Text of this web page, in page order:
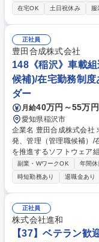
動・メカ製品（ポンプ・EGR等）を
内OEMの技術窓口として
もとにした技術提案、新
的に複数プロジェクトを
の参加管理、本国との課
で携わるため、部分最適
倒的な裁量があります。 募集職種 【小田原・製品開発エンジニア】年収
最大950万円/独大手/在宅
在宅OK
土日祝休み 服
正社員
豊田合成株式会社
148《稲沢》車載
候補)/在宅勤務制
ダー
月給40万円～55万円
愛知県稲沢市
企業名 豊田合成株式会社 求人名 148《稲沢》車載組込ソフトウェア開
発、管理（管理職候補）/在宅勤務制度あり
を推進するソフトウェア
が中途採用で、管理職に
日以上、年休取得率91％です。 【具体的な遂行内容】 ・
開発マネジメント（
（LIN・CXPI・CANなど
捗確認、成果物内容精査
U、モバイル充電器、その他モー
沢》車載組込ソフトウェ
副業・WワークOK 年間
時短勤務あり
退職金あり
正社員
株式会社進和
【37】ベテラン歓